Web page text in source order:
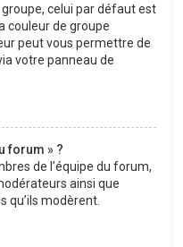
celui par défaut est
couleur de groupe
peut vous permettre de
votre panneau de
forum » ?
de l’équipe du forum,
ainsi que
qu’ils modèrent.